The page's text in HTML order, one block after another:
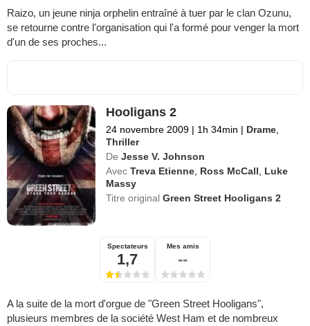
Raizo, un jeune ninja orphelin entraîné à tuer par le clan Ozunu,
se retourne contre l'organisation qui l'a formé pour venger la mort
d'un de ses proches...
Hooligans 2
24 novembre 2009 | 1h 34min | Drame,
Thriller
De Jesse V. Johnson
Avec Treva Etienne, Ross McCall, Luke
Massy
Titre originalGreen Street Hooligans 2
Spectateurs
1,7
Mes amis
--
A la suite de la mort d'orgue de "Green Street Hooligans",
plusieurs membres de la société West Ham et de nombreux